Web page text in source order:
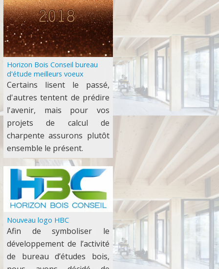
Horizon Bois Conseil bureau
d'étude meilleurs voeux
Certains lisent le passé,
d'autres tentent de prédire
l'avenir, mais pour vos
projets de calcul de
charpente assurons plutôt
ensemble le présent.
Nouveau logo HBC
Afin de symboliser le
développement de l’activité
de bureau d’études bois,